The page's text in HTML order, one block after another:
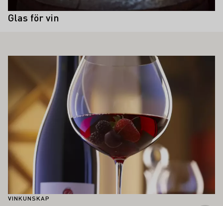
Glas för vin
INTRESSERA DIG
VINKUNSKAP